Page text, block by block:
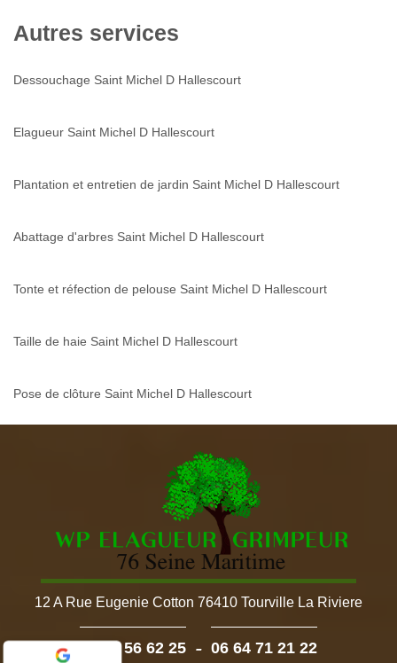
Autres services
Dessouchage Saint Michel D Hallescourt
Elagueur Saint Michel D Hallescourt
Plantation et entretien de jardin Saint Michel D Hallescourt
Abattage d'arbres Saint Michel D Hallescourt
Tonte et réfection de pelouse Saint Michel D Hallescourt
Taille de haie Saint Michel D Hallescourt
Pose de clôture Saint Michel D Hallescourt
12 A Rue Eugenie Cotton 76410 Tourville La Riviere
02 52 56 62 25 - 06 64 71 21 22